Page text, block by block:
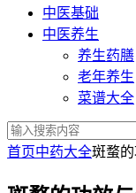
中医基础
中医养生
养生药膳
老年养生
菜谱大全
首页中药大全斑蝥